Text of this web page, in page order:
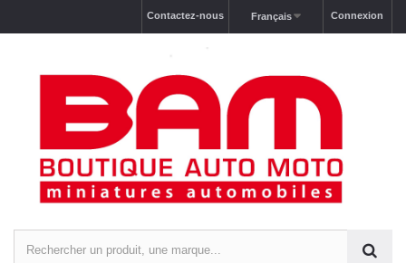
Connexion
Français
Contactez-nous